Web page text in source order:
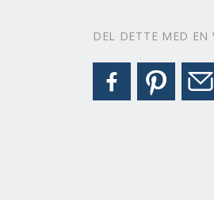
DEL DETTE MED EN